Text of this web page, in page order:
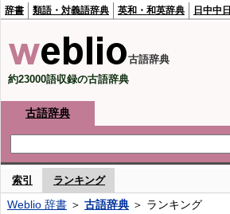
辞書 類語・対義語辞典 英和・和英辞典 日中中
古語辞典
約23000語収録の古語辞典
古語辞典
索引 ランキング
Weblio 辞書 ＞ 古語辞典 ＞ ランキング